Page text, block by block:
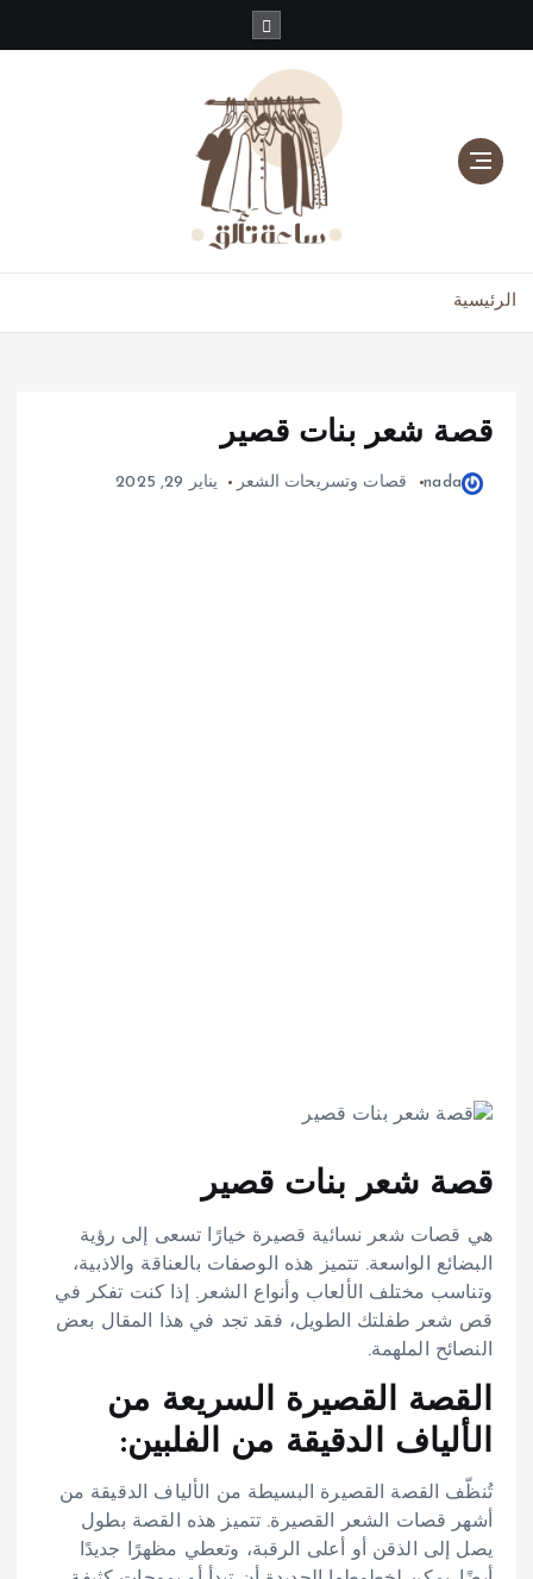
الرئيسية
قصة شعر بنات قصير
nada قصات وتسريحات الشعر يناير 29, 2025
قصة شعر بنات قصير
هي قصات شعر نسائية قصيرة خيارًا تسعى إلى رؤية
البضائع الواسعة. تتميز هذه الوصفات بالعناقة والاذبية،
وتناسب مختلف الألعاب وأنواع الشعر. إذا كنت تفكر في
قص شعر طفلتك الطويل، فقد تجد في هذا المقال بعض
النصائح الملهمة.
القصة القصيرة السريعة من
الألياف الدقيقة من الفلبين:
تُنظّف القصة القصيرة البسيطة من الألياف الدقيقة من
أشهر قصات الشعر القصيرة. تتميز هذه القصة بطول
يصل إلى الذقن أو أعلى الرقبة، وتعطي مظهرًا جديدًا